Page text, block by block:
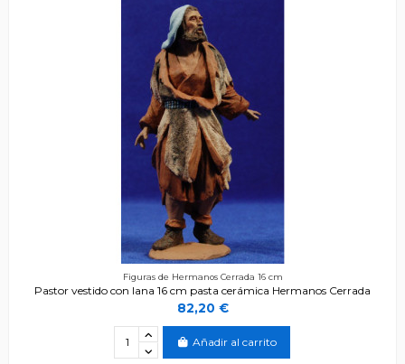
Figuras de Hermanos Cerrada 16 cm
Pastor vestido con lana 16 cm pasta cerámica Hermanos Cerrada
82,20 €
Añadir al carrito